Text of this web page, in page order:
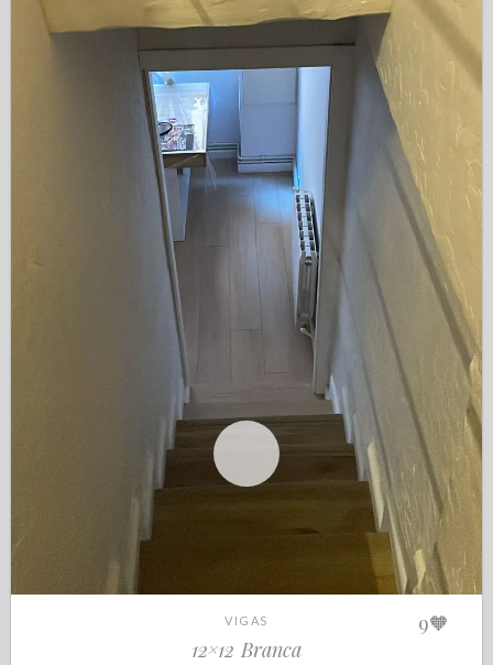
VIGAS
12×12 Branca
9🧡